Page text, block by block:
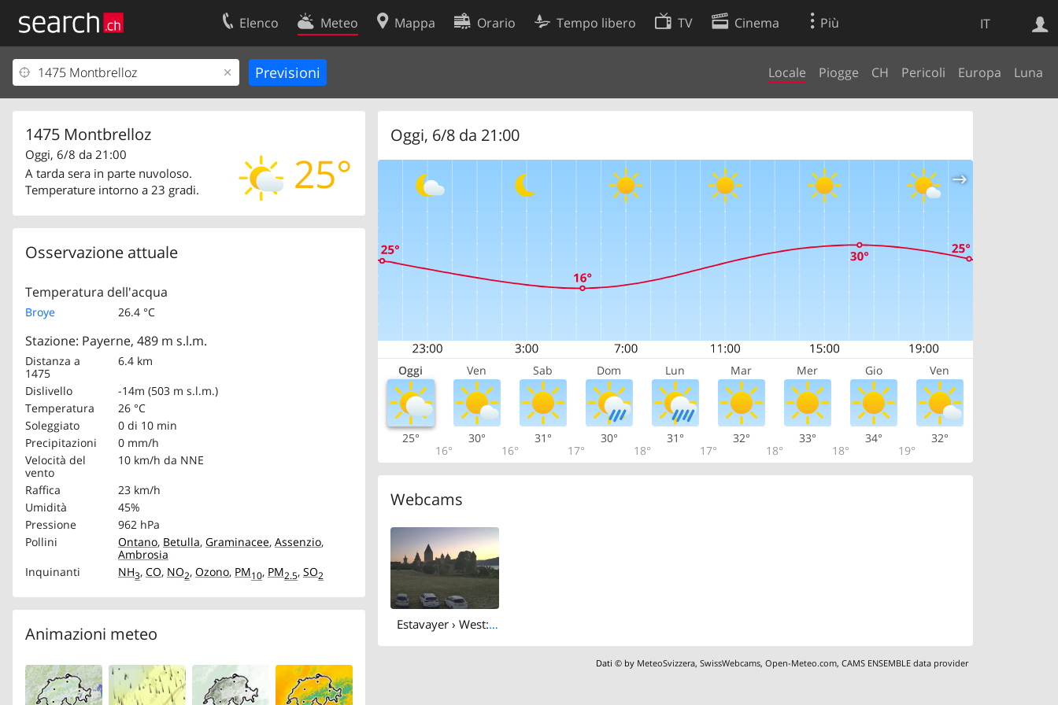
IT
Elenco Meteo Mappa Orario Tempo libero TV Cinema Più
Locale Piogge CH Pericoli Europa Luna
1475 Montbrelloz
25°
Oggi, 6/8 da 21:00
A tarda sera in parte nuvoloso.
Temperature intorno a 23 gradi.
Osservazione attuale
Temperatura dell'acqua
Broye 26.4 °C
Stazione: Payerne, 489 m s.l.m.
Distanza a
1475
6.4 km
Dislivello
-14m (503 m s.l.m.)
Temperatura
26 °C
Soleggiato
0 di 10 min
Precipitazioni
0 mm/h
Velocità del
vento
10 km/h da NNE
Raffica
23 km/h
Umidità
45%
Pressione
962 hPa
Pollini
Ontano, Betulla, Graminacee, Assenzio,
Ambrosia
Inquinanti
NH3, CO, NO2, Ozono, PM10, PM2.5, SO2
Animazioni meteo
Oggi, 6/8 da 21:00
Oggi Ven Sab Dom Lun Mar Mer Gio Ven
25°
16°
30°
16°
31°
17°
30°
18°
31°
17°
32°
18°
33°
18°
34°
19°
32°
Webcams
Estavayer › West: Château d'Estavayer-le-Lac - Estavayer-le-Lac
Dati © by MeteoSvizzera,SwissWebcams,Open-Meteo.com,CAMS ENSEMBLE data provider
Ricerca Web
Il vostro profolio
Area clienti
Informazioni Legali
Contatti
Condizioni d’uso
Preferenze cookie